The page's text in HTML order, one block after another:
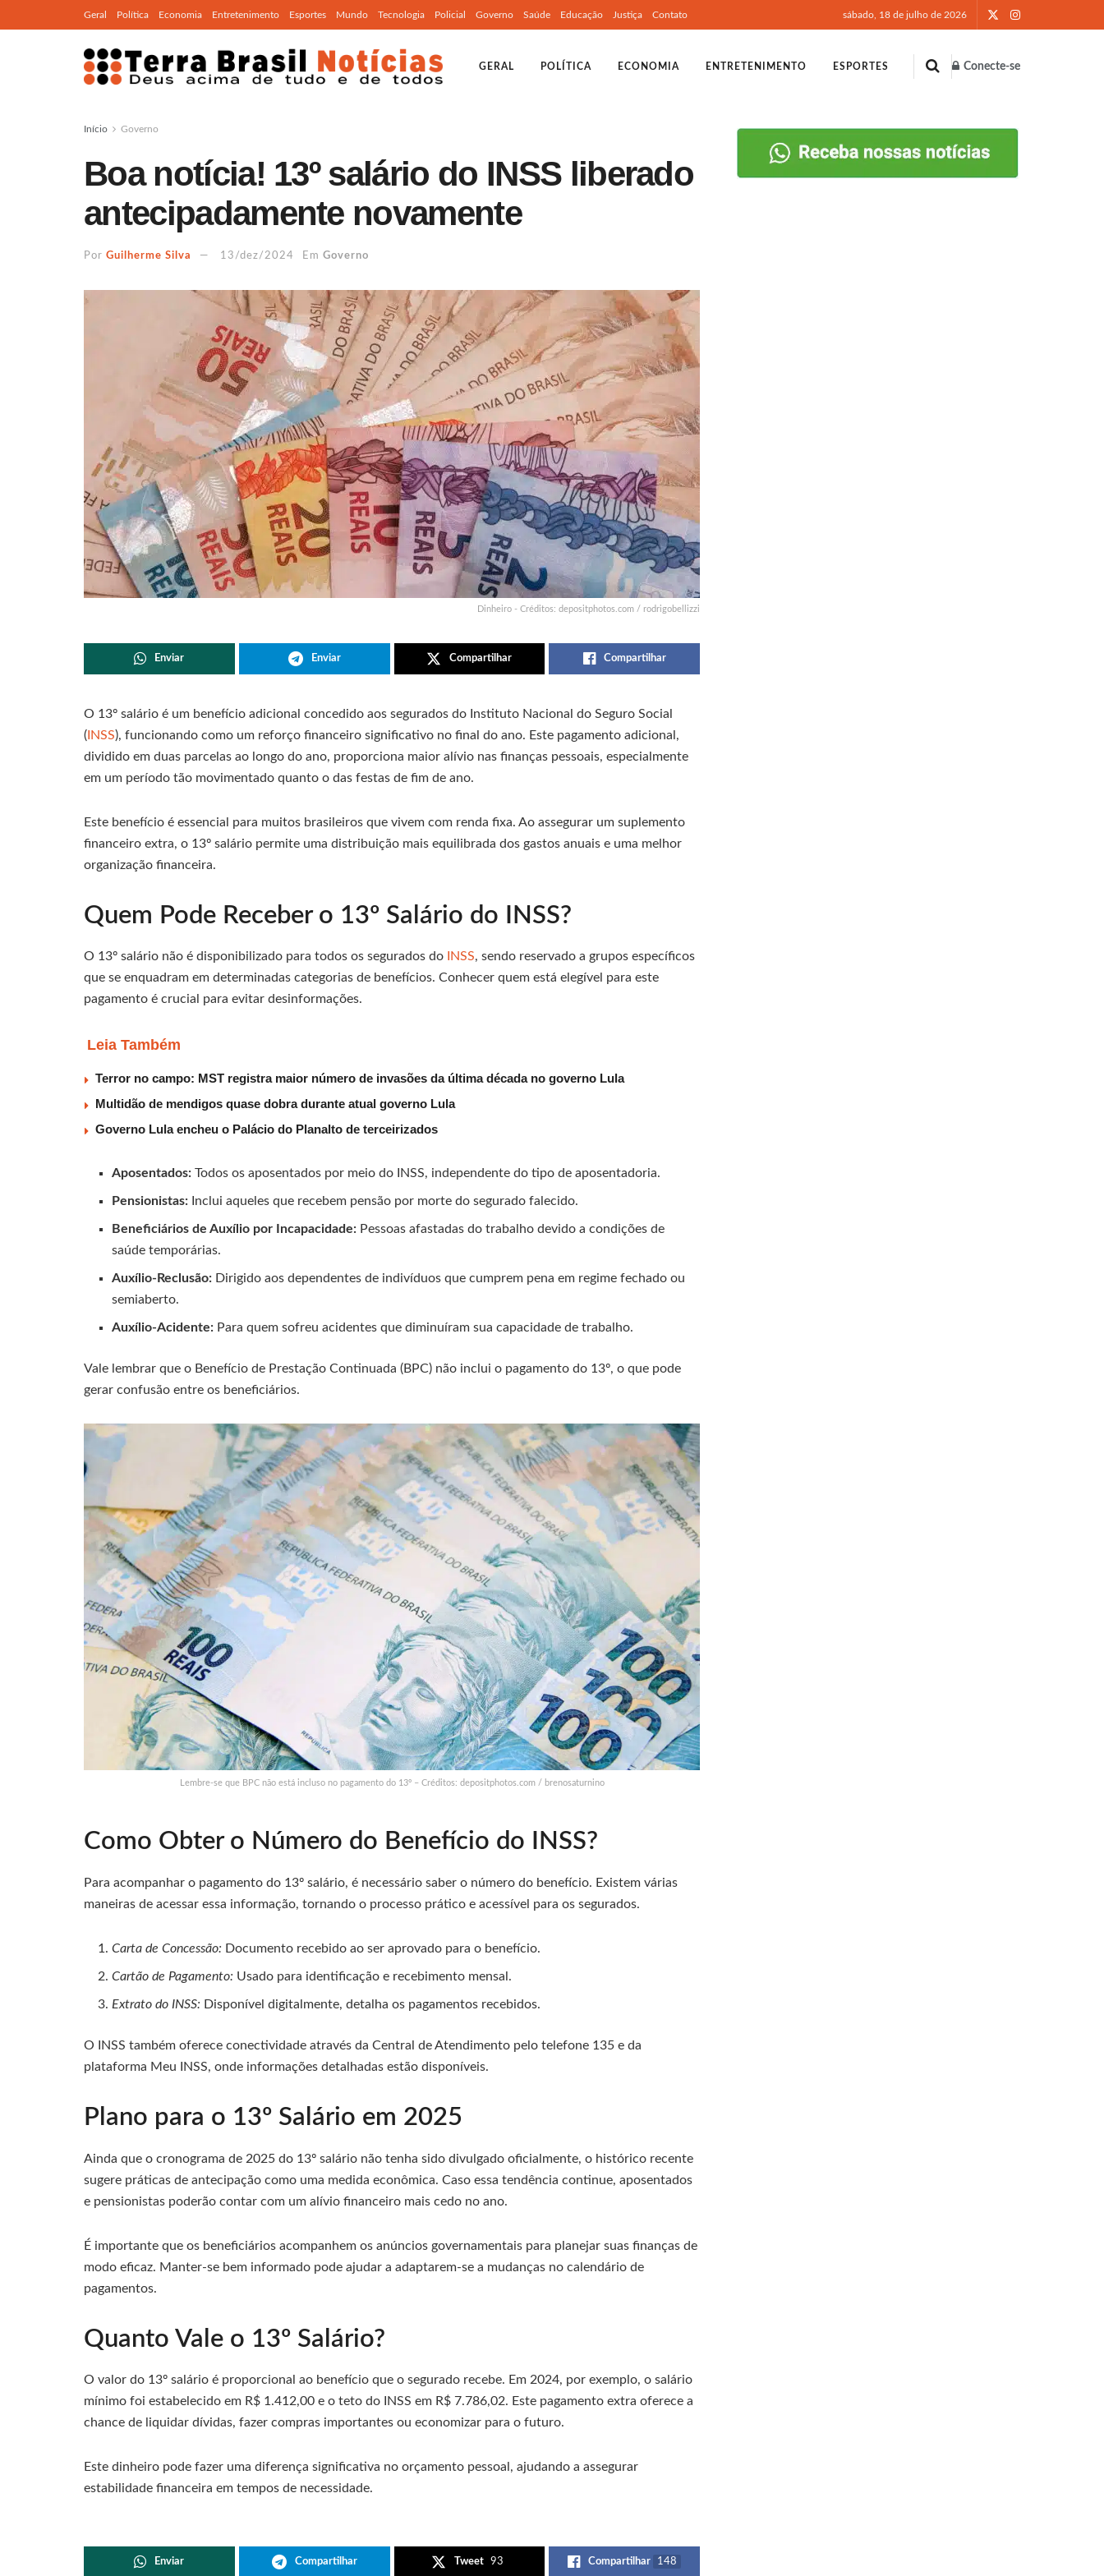
Geral Política Economia Entretenimento Esportes Mundo Tecnologia Policial Governo Saúde Educação Justiça Contato sábado, 18 de julho de 2026
GERAL POLÍTICA ECONOMIA ENTRETENIMENTO ESPORTES Conecte-se
Início Governo
Boa notícia! 13º salário do INSS liberado
antecipadamente novamente
Por Guilherme Silva 13/dez/2024 Em Governo
Dinheiro - Créditos: depositphotos.com / rodrigobellizzi
Enviar Enviar Compartilhar Compartilhar
O 13º salário é um benefício adicional concedido aos segurados do Instituto Nacional do Seguro Social
( INSS), funcionando como um reforço financeiro significativo no final do ano. Este pagamento adicional,
dividido em duas parcelas ao longo do ano, proporciona maior alívio nas finanças pessoais, especialmente
em um período tão movimentado quanto o das festas de fim de ano.
Este benefício é essencial para muitos brasileiros que vivem com renda fixa. Ao assegurar um suplemento
financeiro extra, o 13º salário permite uma distribuição mais equilibrada dos gastos anuais e uma melhor
organização financeira.
Quem Pode Receber o 13º Salário do INSS?
O 13º salário não é disponibilizado para todos os segurados do INSS, sendo reservado a grupos específicos
que se enquadram em determinadas categorias de benefícios. Conhecer quem está elegível para este
pagamento é crucial para evitar desinformações.
Leia Também
Terror no campo: MST registra maior número de invasões da última década no governo Lula
Multidão de mendigos quase dobra durante atual governo Lula
Governo Lula encheu o Palácio do Planalto de terceirizados
Aposentados: Todos os aposentados por meio do INSS, independente do tipo de aposentadoria.
Pensionistas: Inclui aqueles que recebem pensão por morte do segurado falecido.
Beneficiários de Auxílio por Incapacidade: Pessoas afastadas do trabalho devido a condições de
saúde temporárias.
Auxílio-Reclusão: Dirigido aos dependentes de indivíduos que cumprem pena em regime fechado ou
semiaberto.
Auxílio-Acidente: Para quem sofreu acidentes que diminuíram sua capacidade de trabalho.
Vale lembrar que o Benefício de Prestação Continuada (BPC) não inclui o pagamento do 13º, o que pode
gerar confusão entre os beneficiários.
Lembre-se que BPC não está incluso no pagamento do 13º – Créditos: depositphotos.com / brenosaturnino
Como Obter o Número do Benefício do INSS?
Para acompanhar o pagamento do 13º salário, é necessário saber o número do benefício. Existem várias
maneiras de acessar essa informação, tornando o processo prático e acessível para os segurados.
Carta de Concessão: Documento recebido ao ser aprovado para o benefício.
Cartão de Pagamento: Usado para identificação e recebimento mensal.
Extrato do INSS: Disponível digitalmente, detalha os pagamentos recebidos.
O INSS também oferece conectividade através da Central de Atendimento pelo telefone 135 e da
plataforma Meu INSS, onde informações detalhadas estão disponíveis.
Plano para o 13º Salário em 2025
Ainda que o cronograma de 2025 do 13º salário não tenha sido divulgado oficialmente, o histórico recente
sugere práticas de antecipação como uma medida econômica. Caso essa tendência continue, aposentados
e pensionistas poderão contar com um alívio financeiro mais cedo no ano.
É importante que os beneficiários acompanhem os anúncios governamentais para planejar suas finanças de
modo eficaz. Manter-se bem informado pode ajudar a adaptarem-se a mudanças no calendário de
pagamentos.
Quanto Vale o 13º Salário?
O valor do 13º salário é proporcional ao benefício que o segurado recebe. Em 2024, por exemplo, o salário
mínimo foi estabelecido em R$ 1.412,00 e o teto do INSS em R$ 7.786,02. Este pagamento extra oferece a
chance de liquidar dívidas, fazer compras importantes ou economizar para o futuro.
Este dinheiro pode fazer uma diferença significativa no orçamento pessoal, ajudando a assegurar
estabilidade financeira em tempos de necessidade.
Enviar Compartilhar Tweet 93 Compartilhar 148